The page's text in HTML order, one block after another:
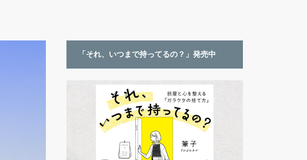
「それ、いつまで持ってるの？」発売中